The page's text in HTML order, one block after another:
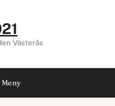
Västerås
Meny